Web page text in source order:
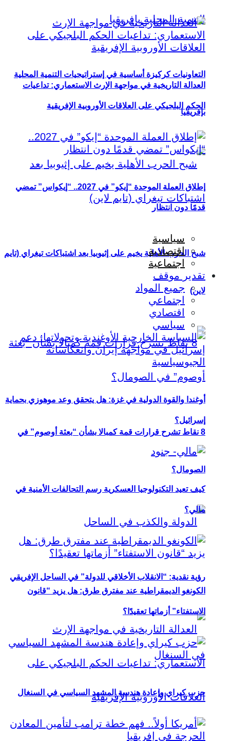
التعاونيات كركيزة أساسية في إستراتيجيات التنمية المحلية
بإفريقيا
شبح الحرب الأهلية يخيم على إثيوبيا بعد اشتباكات تيغراي (تايم
لاين)
8 نقاط تشرح قرارات قمة كمبالا بشأن “بعثة أوصوم” في
الصومال؟
رؤية نقدية: “الانقلاب الأخلاقي للدولة” في الساحل الإفريقي
العدالة التاريخية في مواجهة الإرث الاستعماري: تداعيات
الحكم البلجيكي على العلاقات الأوروبية الإفريقية
إطلاق العملة الموحدة “إيكو” في 2027.. “إيكواس” تمضي
قدمًا دون انتظار
سياسية
اقتصادية
اجتماعية
تقدير موقف
جميع المواد
اجتماعي
اقتصادي
سياسي
أوغندا والقوة الدولية في غزة: هل يتحقق وعد موهوزي بحماية
إسرائيل؟
كيف تعيد التكنولوجيا العسكرية رسم التحالفات الأمنية في
مالي؟
الكونغو الديمقراطية عند مفترق طرق: هل يزيد “قانون
الاستفتاء” أزماتها تعقيدًا؟
حزب كيراي وإعادة هندسة المشهد السياسي في السنغال